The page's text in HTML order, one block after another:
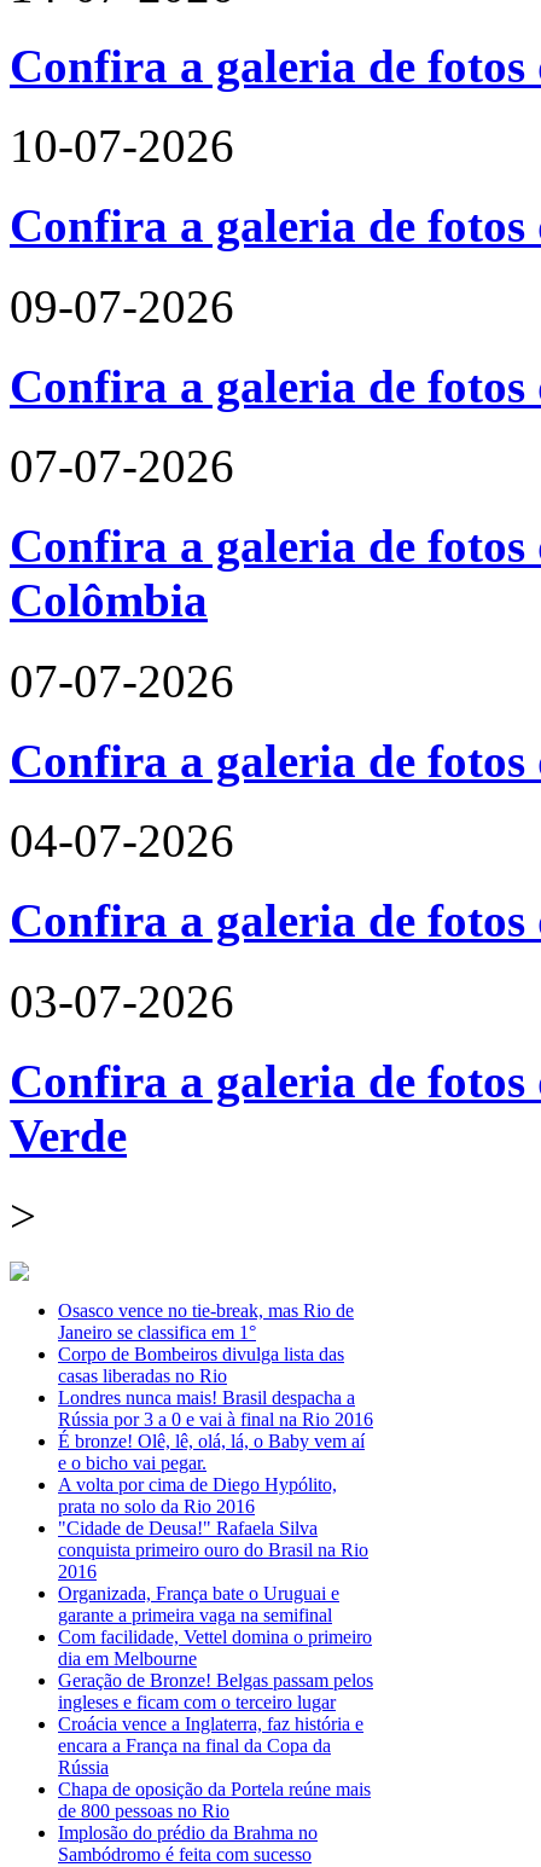
Confira a galeria de
10-07-2026
Confira a galeria de fotos
09-07-2026
Confira a galeria de
07-07-2026
Confira a galeria de fotos
Colômbia
07-07-2026
Confira a galeria de
04-07-2026
Confira a galeria de
03-07-2026
Confira a galeria de
Verde
>
Osasco vence no tie-break, mas Rio de
Janeiro se classifica em 1°
Corpo de Bombeiros divulga lista das
casas liberadas no Rio
Londres nunca mais! Brasil despacha a
Rússia por 3 a 0 e vai à final na Rio 2016
É bronze! Olê, lê, olá, lá, o Baby vem aí
e o bicho vai pegar.
A volta por cima de Diego Hypólito,
prata no solo da Rio 2016
"Cidade de Deusa!" Rafaela Silva
conquista primeiro ouro do Brasil na Rio
2016
Organizada, França bate o Uruguai e
garante a primeira vaga na semifinal
Com facilidade, Vettel domina o primeiro
dia em Melbourne
Geração de Bronze! Belgas passam pelos
ingleses e ficam com o terceiro lugar
Croácia vence a Inglaterra, faz história e
encara a França na final da Copa da
Rússia
Chapa de oposição da Portela reúne mais
de 800 pessoas no Rio
Implosão do prédio da Brahma no
Sambódromo é feita com sucesso